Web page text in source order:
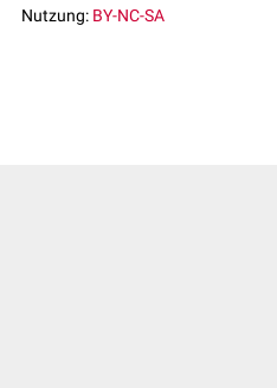
Nutzung: BY-NC-SA